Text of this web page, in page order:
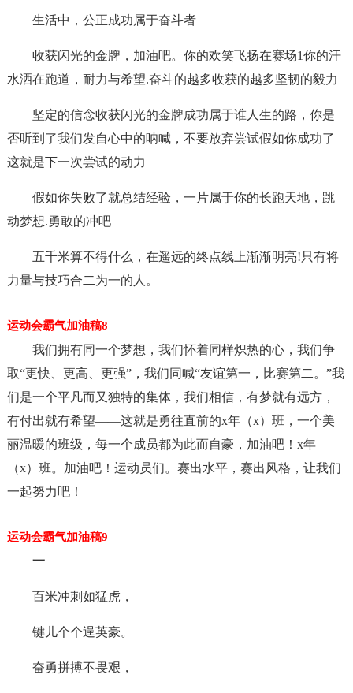
生活中，公正成功属于奋斗者
收获闪光的金牌，加油吧。你的欢笑飞扬在赛场1你的汗
水洒在跑道，耐力与希望.奋斗的越多收获的越多坚韧的毅力
坚定的信念收获闪光的金牌成功属于谁人生的路，你是
否听到了我们发自心中的呐喊，不要放弃尝试假如你成功了
这就是下一次尝试的动力
假如你失败了就总结经验，一片属于你的长跑天地，跳
动梦想.勇敢的冲吧
五千米算不得什么，在遥远的终点线上渐渐明亮!只有将
力量与技巧合二为一的人。
运动会霸气加油稿8
我们拥有同一个梦想，我们怀着同样炽热的心，我们争
取“更快、更高、更强”，我们同喊“友谊第一，比赛第二。”我
们是一个平凡而又独特的集体，我们相信，有梦就有远方，
有付出就有希望――这就是勇往直前的x年（x）班，一个美
丽温暖的班级，每一个成员都为此而自豪，加油吧！x年
（x）班。加油吧！运动员们。赛出水平，赛出风格，让我们
一起努力吧！
运动会霸气加油稿9
一
百米冲刺如猛虎，
键儿个个逞英豪。
奋勇拼搏不畏艰，